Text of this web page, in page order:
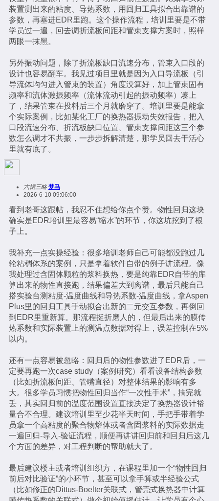
装置测出来的粘度、导热系数，用回归工具拟合出靠谱的
参数，再塞进EDR里跑。这个操作流程，培训里要是不带
学员过一遍，回去调折流板间距和管束支撑方案时，照样
两眼一抹黑。
另外振动问题，除了折流板缺口流速分布，管束入口段的
设计也容易翻车。我见过项目里就是因为入口导流板（引
导流体均匀进入管束的装置）角度没算好，加上管束固有
频率和流体激振频率（流体流动引起的振动频率）凑上
了，结果管束在投料后三个月就磨穿了。培训里要是能拿
个实际案例，比如某化工厂的换热器振动失效报告，把入
口段流速分布、折流板缺口位置、管束支撑间距这三个参
数怎么调才不共振，一步步拆解清楚，那学员回去干活心
里就有底了。
六韬三略 梦马
2026-6-10 09:06:00
看到老哥这跟帖，我忍不住想给你点个赞。物性回归这块
确实是EDR培训里最容易“缩水”的环节，你这坑挖到了根
子上。
我补充一点实操经验：很多培训老师自己可能都没跑过几
轮粘稠体系的案例，只是拿着软件自带的例子讲流程。像
我处理过含固体颗粒的浆料换热，要是纯靠EDR自带的库
算出来的物性直接跑，结果偏差大到离谱，最后只能自己
搭实验台测粘度-温度曲线和导热系数-温度曲线，拿Aspen
Plus里的回归工具手动拟合出新的二元交互参数，再倒回
到EDR里重新算。那流程挺折磨人的，但最后出来的膜传
热系数和实际装置上的测温点数据对得上，误差控制在5%
以内。
还有一点容易被忽略：回归后的物性参数进了EDR后，一
定要再跑一次case study（案例研究）看看设备结构参数
（比如折流板间距、管嘴直径）对整体结果的影响有多
大。很多学员习惯把物性回归当作“一次性手术”，搞完就
丢，其实回归前的温度范围设置直接决定了换热器设计裕
量合不合理。建议培训里至少花半天时间，手把手带着学
员拿一个高粘度的聚合物熔体或者含固浆料的实际数据走
一遍回归-导入-验证流程，顺便再讲讲回归前和回归后这几
个方面的差异，对工程判断的帮助就大了。
最后建议楼主或者培训组织方，在课程里加一个“物性回归
前后对比验证”的小环节，甚至可以拿手算或半经验公式
（比如修正的Dittus-Boelter关联式，管壳式换热器中计算